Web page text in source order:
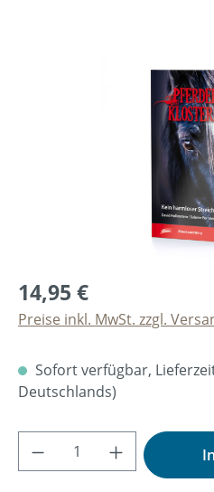
Bildergalerie überspringen
14,95 €
Preise inkl. MwSt. zzgl.
Sofort verfügbar,
Deutschlands)
Produkt Anzahl: